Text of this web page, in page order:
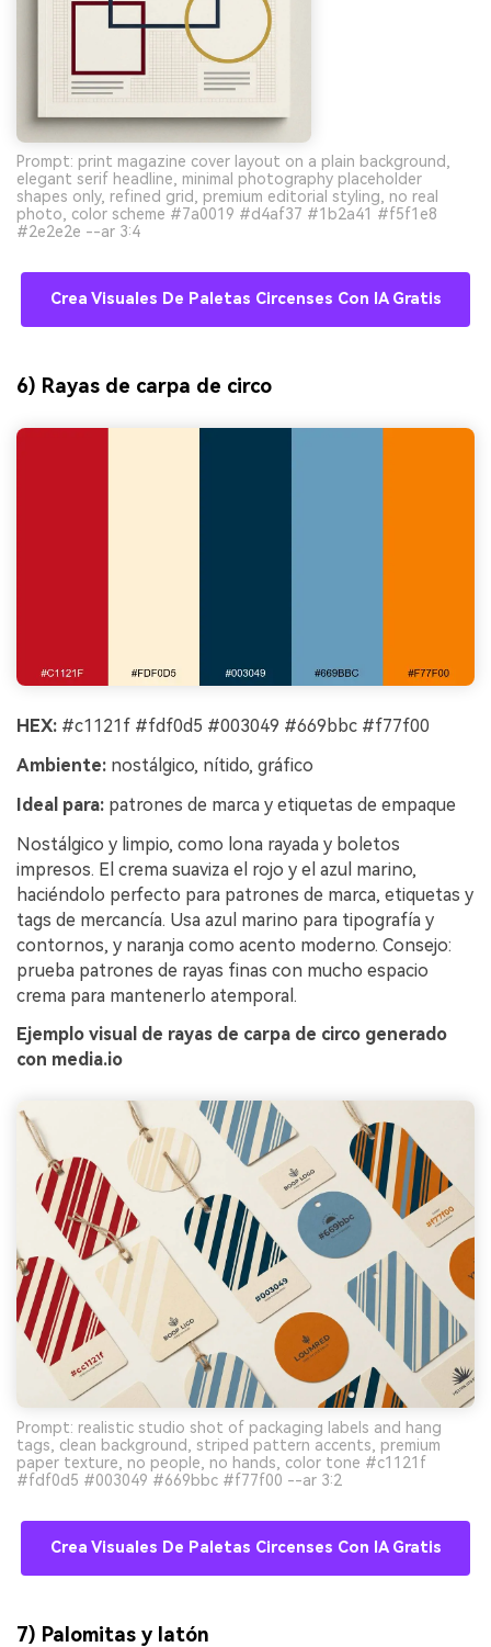
Prompt: print magazine cover layout on a plain background,
elegant serif headline, minimal photography placeholder
shapes only, refined grid, premium editorial styling, no real
photo, color scheme #7a0019 #d4af37 #1b2a41 #f5f1e8
#2e2e2e --ar 3:4
Crea Visuales De Paletas Circenses Con IA Gratis
6) Rayas de carpa de circo
HEX: #c1121f #fdf0d5 #003049 #669bbc #f77f00
Ambiente: nostálgico, nítido, gráfico
Ideal para: patrones de marca y etiquetas de empaque
Nostálgico y limpio, como lona rayada y boletos
impresos. El crema suaviza el rojo y el azul marino,
haciéndolo perfecto para patrones de marca, etiquetas y
tags de mercancía. Usa azul marino para tipografía y
contornos, y naranja como acento moderno. Consejo:
prueba patrones de rayas finas con mucho espacio
crema para mantenerlo atemporal.
Ejemplo visual de rayas de carpa de circo generado
con media.io
Prompt: realistic studio shot of packaging labels and hang
tags, clean background, striped pattern accents, premium
paper texture, no people, no hands, color tone #c1121f
#fdf0d5 #003049 #669bbc #f77f00 --ar 3:2
Crea Visuales De Paletas Circenses Con IA Gratis
7) Palomitas y latón